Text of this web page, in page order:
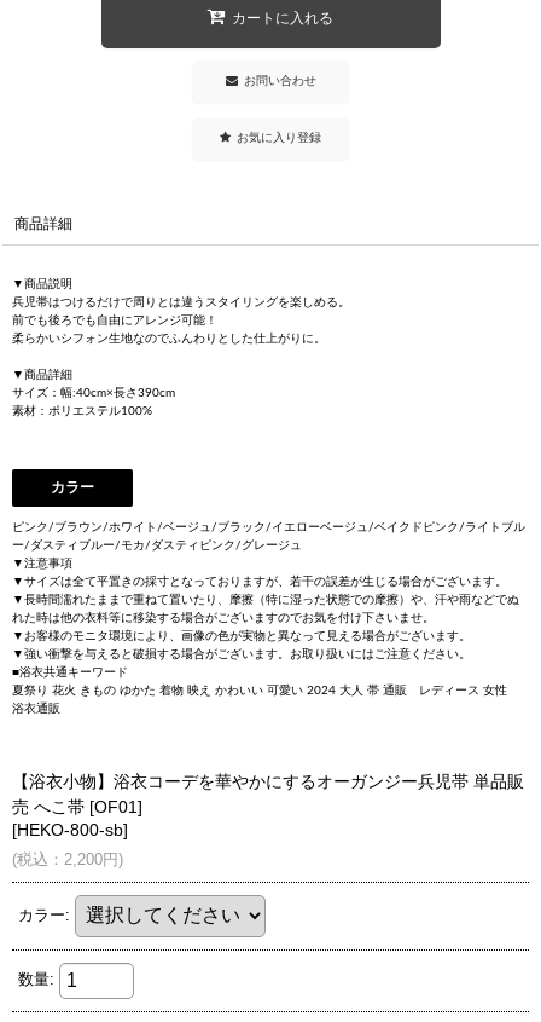
カートに入れる
お問い合わせ
お気に入り登録
商品詳細
▼商品説明
兵児帯はつけるだけで周りとは違うスタイリングを楽しめる。
前でも後ろでも自由にアレンジ可能！
柔らかいシフォン生地なのでふんわりとした仕上がりに。
▼商品詳細
サイズ：幅:40cm×長さ390cm
素材：ポリエステル100%
カラー
ピンク/ブラウン/ホワイト/ベージュ/ブラック/イエローベージュ/ベイクドピンク/ライトブル
ー/ダスティブルー/モカ/ダスティピンク/グレージュ
▼注意事項
▼サイズは全て平置きの採寸となっておりますが、若干の誤差が生じる場合がございます。
▼長時間濡れたままで重ねて置いたり、摩擦（特に湿った状態での摩擦）や、汗や雨などでぬ
れた時は他の衣料等に移染する場合がございますのでお気を付け下さいませ。
▼お客様のモニタ環境により、画像の色が実物と異なって見える場合がございます。
▼強い衝撃を与えると破損する場合がございます。お取り扱いにはご注意ください。
■浴衣共通キーワード
夏祭り 花火 きもの ゆかた 着物 映え かわいい 可愛い 2024 大人 帯 通販 レディース 女性
浴衣通販